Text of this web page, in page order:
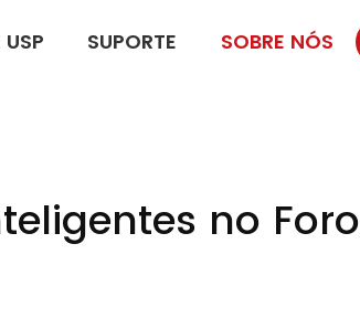
SUPORTE SOBRE NÓS
no Foro